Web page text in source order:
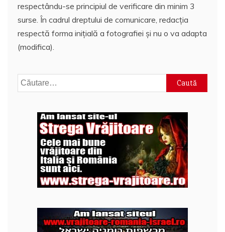
respectându-se principiul de verificare din minim 3
surse. În cadrul dreptului de comunicare, redacția
respectă forma inițială a fotografiei și nu o va adapta
(modifica).
Caută
după: